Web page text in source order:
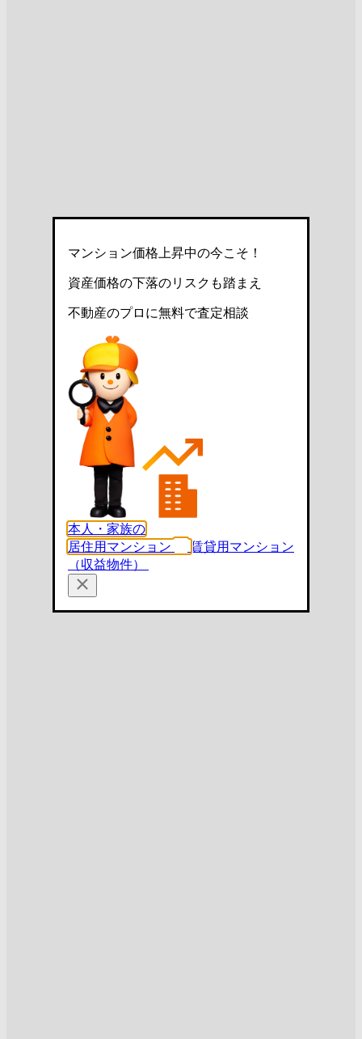
マンション価格上昇中の今こそ！
資産価格の下落のリスクも踏まえ
不動産のプロに無料で査定相談
本人・家族の
居住用マンション
賃貸用マンション
（収益物件）